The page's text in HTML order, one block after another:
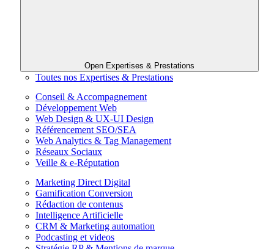
Open Expertises & Prestations
Toutes nos Expertises & Prestations
Conseil & Accompagnement
Développement Web
Web Design & UX-UI Design
Référencement SEO/SEA
Web Analytics & Tag Management
Réseaux Sociaux
Veille & e-Réputation
Marketing Direct Digital
Gamification Conversion
Rédaction de contenus
Intelligence Artificielle
CRM & Marketing automation
Podcasting et videos